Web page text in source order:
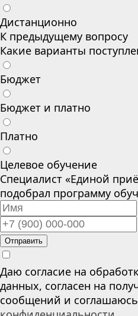
Дистанционно
К предыдущему вопросу
Какие варианты
Бюджет
Бюджет и платно
Платно
Целевое обучение
Специалист «Единой
подобрал программу
Отправить
Даю согласие на
данных, согласен на
сообщений и